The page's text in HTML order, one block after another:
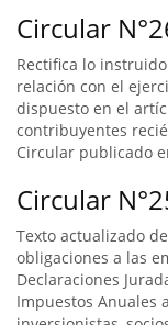
Circular
Rectifica lo
relación con el
dispuesto en el
contribuyentes
Circular publicado
Circular
Texto actualizado
obligaciones a las
Declaraciones
Impuestos Anuales